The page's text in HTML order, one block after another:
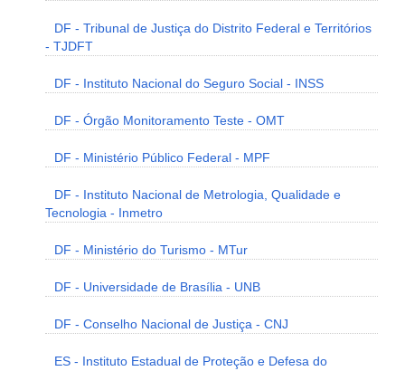
DF - Tribunal de Justiça do Distrito Federal e Territórios
- TJDFT
DF - Instituto Nacional do Seguro Social - INSS
DF - Órgão Monitoramento Teste - OMT
DF - Ministério Público Federal - MPF
DF - Instituto Nacional de Metrologia, Qualidade e
Tecnologia - Inmetro
DF - Ministério do Turismo - MTur
DF - Universidade de Brasília - UNB
DF - Conselho Nacional de Justiça - CNJ
ES - Instituto Estadual de Proteção e Defesa do